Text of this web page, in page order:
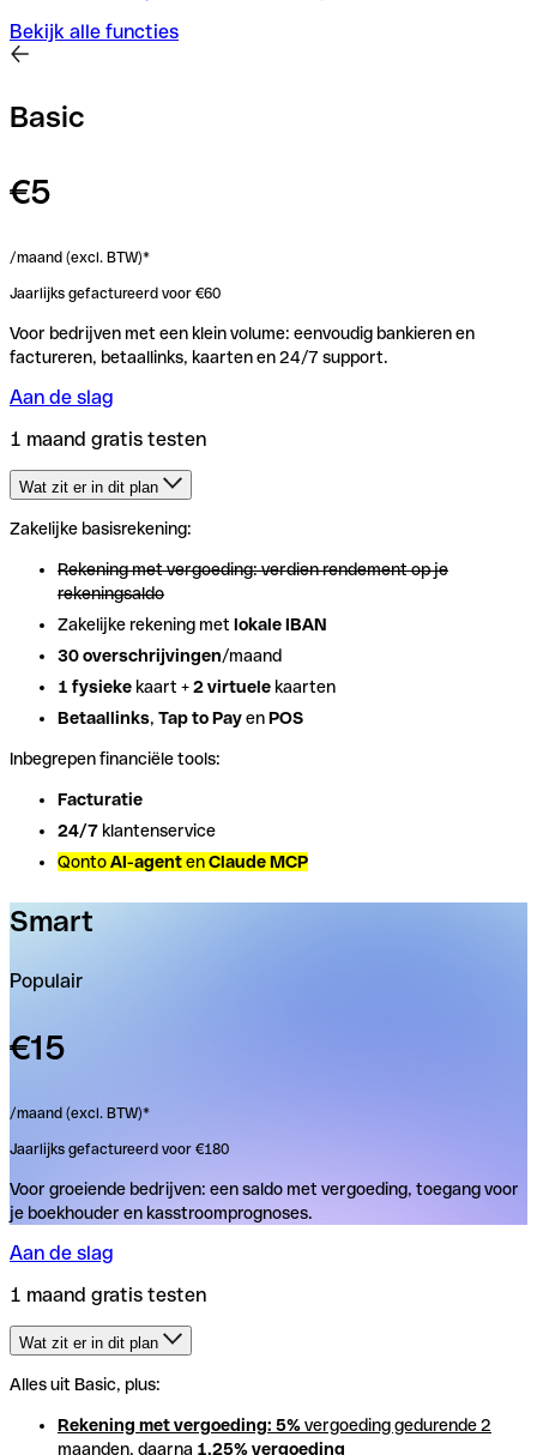
Bekijk alle functies
Basic
€5
/maand (excl. BTW)*
Jaarlijks gefactureerd voor €60
Voor bedrijven met een klein volume: eenvoudig bankieren en
factureren, betaallinks, kaarten en 24/7 support.
Aan de slag
1 maand gratis testen
Wat zit er in dit plan
Zakelijke basisrekening:
Rekening met vergoeding: verdien rendement op je
rekeningsaldo
Zakelijke rekening met lokale IBAN
30 overschrijvingen/maand
1 fysieke kaart +2 virtuele kaarten
Betaallinks, Tap to PayenPOS
Inbegrepen financiële tools:
Facturatie
24/7 klantenservice
QontoAI-agentenClaude MCP
Zakelijke basisrekening:
Rekening met vergoeding: verdien rendement op je
rekeningsaldo
Zakelijke rekening met lokale IBAN
30 overschrijvingen/maand
1 fysieke kaart +2 virtuele kaarten
Betaallinks, Tap to PayenPOS
Inbegrepen financiële tools:
Facturatie
24/7 klantenservice
QontoAI-agentenClaude MCP
Smart
Populair
€15
/maand (excl. BTW)*
Jaarlijks gefactureerd voor €180
Voor groeiende bedrijven: een saldo met vergoeding, toegang voor
je boekhouder en kasstroomprognoses.
Aan de slag
1 maand gratis testen
Wat zit er in dit plan
Alles uit Basic, plus:
Rekening met vergoeding: 5%vergoeding gedurende 2
maanden, daarna 1,25% vergoeding
Alles uit Basic, plus:
Rekening met vergoeding: 5%vergoeding gedurende 2
maanden, daarna 1,25% vergoeding